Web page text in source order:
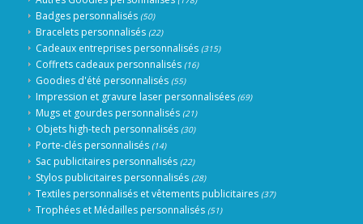
Badges personnalisés (50)
Bracelets personnalisés (22)
Cadeaux entreprises personnalisés (315)
Coffrets cadeaux personnalisés (16)
Goodies d'été personnalisés (55)
Impression et gravure laser personnalisées (69)
Mugs et gourdes personnalisés (21)
Objets high-tech personnalisés (30)
Porte-clés personnalisés (14)
Sac publicitaires personnalisés (22)
Stylos publicitaires personnalisés (28)
Textiles personnalisés et vêtements publicitaires (37)
Trophées et Médailles personnalisés (51)